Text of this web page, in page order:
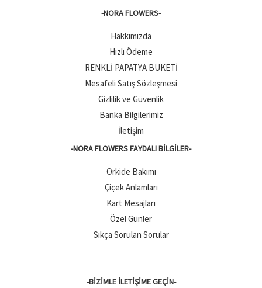
-NORA FLOWERS-
Hakkımızda
Hızlı Ödeme
RENKLİ PAPATYA BUKETİ
Mesafeli Satış Sözleşmesi
Gizlilik ve Güvenlik
Banka Bilgilerimiz
İletişim
-NORA FLOWERS FAYDALI BILGILER-
Orkide Bakımı
Çiçek Anlamları
Kart Mesajları
Özel Günler
Sıkça Sorulan Sorular
-BİZİMLE İLETİŞİME GEÇİN-